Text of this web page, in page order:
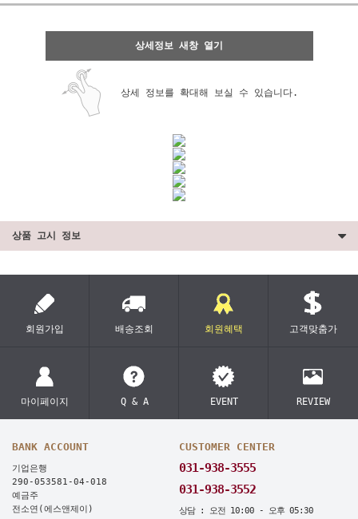
상세정보 새창 열기
상세 정보를 확대해 보실 수 있습니다.
상품 고시 정보
회원가입 배송조회 회원혜택 고객맞춤가
마이페이지 Q & A EVENT REVIEW
BANK ACCOUNT
기업은행
290-053581-04-018
예금주
전소연(에스앤제이)
CUSTOMER CENTER
031-938-3555
031-938-3552
상담 : 오전 10:00 - 오후 05:30